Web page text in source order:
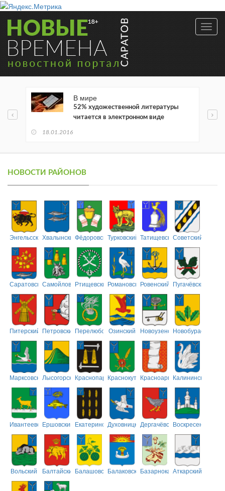
В мире
52% художественной литературы
читается в электронном виде
18.01.2016
НОВОСТИ РАЙОНОВ
ЭнгельсскийХвалынскийФёдоровскийТурковский ТатищевскийСоветский
СаратовскийСамойловскийРтищевскийРомановскийРовенский Пугачёвский
Питерский ПетровскийПерелюбскийОзинский НовоузенскийНовобурасский
МарксовскийЛысогорскийКраснопартизанский
КраснокутскийКрасноармейский
Калининский
ИвантеевскийЕршовский ЕкатериновскийДуховницкийДергачёвскийВоскресенский
Вольский БалтайскийБалашовскийБалаковскийБазарнокарабулакский
Аткарский